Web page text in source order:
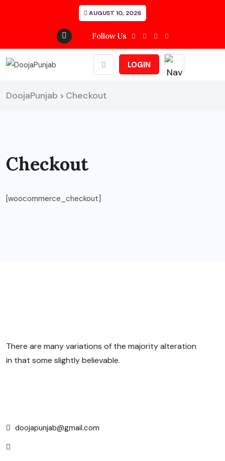
AUGUST 10, 2026
Follow Us
LOGIN
DoojaPunjab > Checkout
Checkout
[woocommerce_checkout]
There are many variations of the majority alteration
in that some slightly believable.
doojapunjab@gmail.com